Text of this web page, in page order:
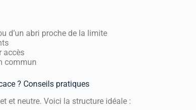
d’un abri proche de la limite
accès
commun
? Conseils pratiques
et neutre. Voici la structure idéale :